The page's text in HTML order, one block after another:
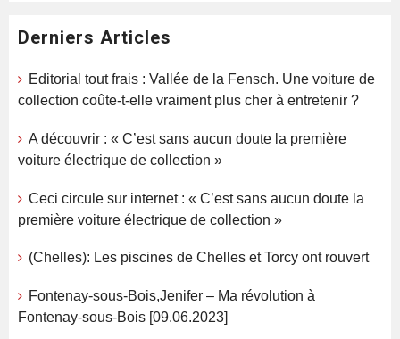
Derniers Articles
Editorial tout frais : Vallée de la Fensch. Une voiture de
collection coûte-t-elle vraiment plus cher à entretenir ?
A découvrir : « C’est sans aucun doute la première
voiture électrique de collection »
Ceci circule sur internet : « C’est sans aucun doute la
première voiture électrique de collection »
(Chelles): Les piscines de Chelles et Torcy ont rouvert
Fontenay-sous-Bois,Jenifer – Ma révolution à
Fontenay-sous-Bois [09.06.2023]